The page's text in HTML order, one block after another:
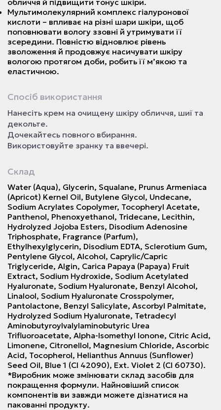
обличчя й підвищити тонус шкіри.
Мультимолекулярний комплекс гіалуронової
кислоти – впливає на різні шари шкіри, щоб
поповнювати вологу ззовні й утримувати її
зсередини. Повністю відновлює рівень
зволоження й продовжує насичувати шкіру
вологою протягом доби, робить її м’якою та
еластичною.
Спосіб використання
Нанесіть крем на очищену шкіру обличчя, шиї та
декольте.
Дочекайтесь повного вбирання.
Використовуйте зранку та ввечері.
Склад
Water (Aqua), Glycerin, Squalane, Prunus Armeniaca
(Apricot) Kernel Oil, Butylene Glycol, Undecane,
Sodium Acrylates Copolymer, Tocopheryl Acetate,
Panthenol, Phenoxyethanol, Tridecane, Lecithin,
Hydrolyzed Jojoba Esters, Disodium Adenosine
Triphosphate, Fragrance (Parfum),
Ethylhexylglycerin, Disodium EDTA, Sclerotium Gum,
Pentylene Glycol, Alcohol, Caprylic/Capric
Triglyceride, Algin, Carica Papaya (Papaya) Fruit
Extract, Sodium Hydroxide, Sodium Acetylated
Hyaluronate, Sodium Hyaluronate, Benzyl Alcohol,
Linalool, Sodium Hyaluronate Crosspolymer,
Pantolactone, Benzyl Salicylate, Ascorbyl Palmitate,
Hydrolyzed Sodium Hyaluronate, Tetradecyl
Aminobutyroylvalylaminobutyric Urea
Trifluoroacetate, Alpha-Isomethyl Ionone, Citric Acid,
Limonene, Citronellol, Magnesium Chloride, Ascorbic
Acid, Tocopherol, Helianthus Annuus (Sunflower)
Seed Oil, Blue 1 (CI 42090), Ext. Violet 2 (CI 60730).
*Виробник може змінювати склад засобів для
покращення формули. Найновіший список
компонентів ви завжди можете дізнатися на
пакованні продукту.